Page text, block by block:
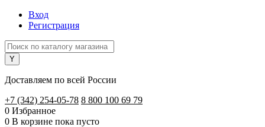
Вход
Регистрация
Доставляем по всей России
+7 (342) 254-05-78 8 800 100 69 79
0 Избранное
0 В корзине пока пусто